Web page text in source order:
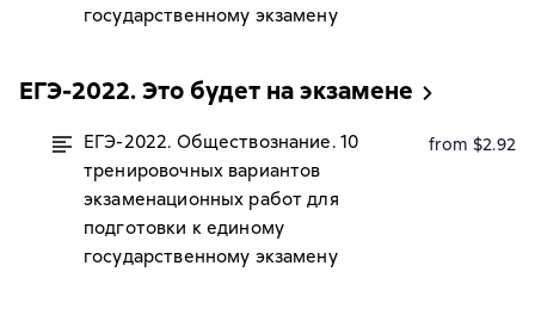
государственному экзамену
ЕГЭ-2022. Это будет на экзамене
ЕГЭ-2022. Обществознание. 10
тренировочных вариантов
экзаменационных работ для
подготовки к единому
государственному экзамену
from $2.92